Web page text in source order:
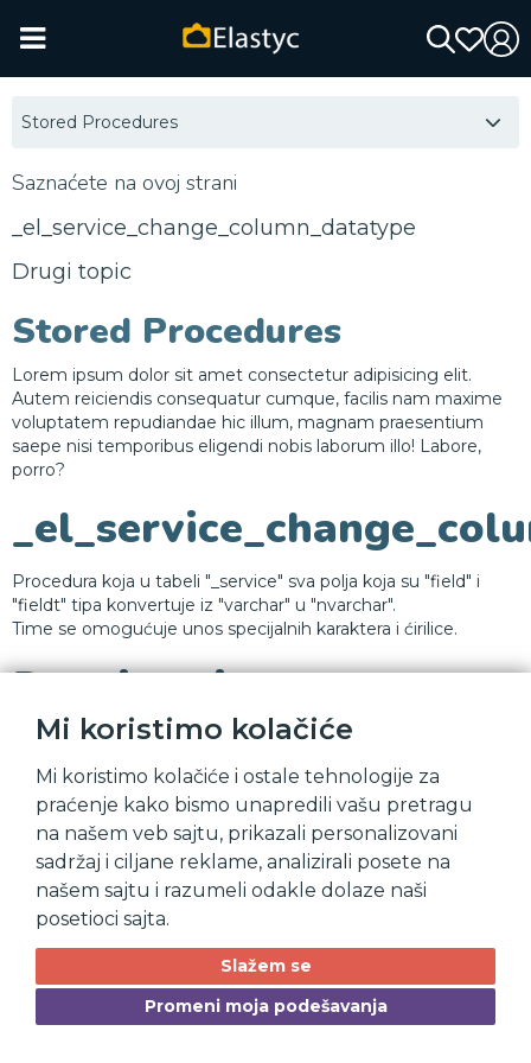
Mi koristimo kolačiće
Mi koristimo kolačiće i ostale tehnologije za
praćenje kako bismo unapredili vašu pretragu
na našem veb sajtu, prikazali personalizovani
sadržaj i ciljane reklame, analizirali posete na
našem sajtu i razumeli odakle dolaze naši
posetioci sajta.
Slažem se
Promeni moja podešavanja
Stored Procedures
Saznaćete na ovoj strani
_el_service_change_column_datatype
Drugi topic
Stored Procedures
Lorem ipsum dolor sit amet consectetur adipisicing elit.
Autem reiciendis consequatur cumque, facilis nam maxime
voluptatem repudiandae hic illum, magnam praesentium
saepe nisi temporibus eligendi nobis laborum illo! Labore,
porro?
Procedura koja u tabeli "_service" sva polja koja su "field" i
"fieldt" tipa konvertuje iz "varchar" u "nvarchar".
Time se omogućuje unos specijalnih karaktera i ćirilice.
Drugi topic
Lorem ipsum dolor, sit amet consectetur adipisicing elit. Nisi
neque incidunt esse accusamus dicta veritatis! Nostrum
itaque dicta iure porro fuga reprehenderit non alias
consequuntur. Repellat aut aperiam impedit quia.
Prvi topic subtitle
Lorem ipsum dolor, sit amet consectetur adipisicing elit. Nisi
neque incidunt esse accusamus dicta veritatis! Nostrum
itaque dicta iure porro fuga reprehenderit non alias
consequuntur. Repellat aut aperiam impedit quia.